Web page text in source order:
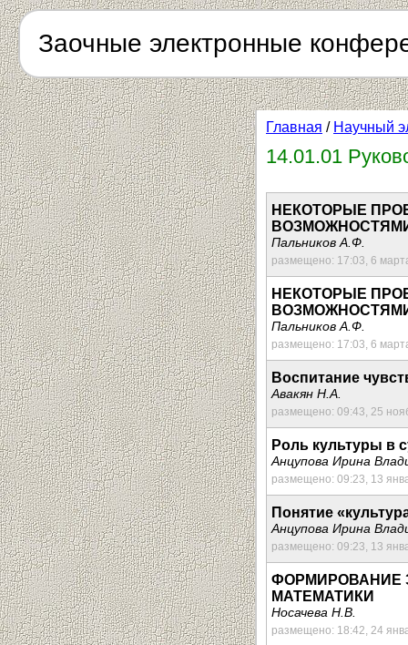
Заочные электронные
Главная / Научный
14.01.01
НЕКОТОРЫЕ
Пальников А.Ф.
размещено: 17:03, 6
НЕКОТОРЫЕ
Пальников А.Ф.
размещено: 17:03, 6
Воспитание
Авакян Н.А.
размещено: 09:43, 25
Роль культуры в
Анцупова Ирина
размещено: 09:23, 13
Понятие
Анцупова Ирина
размещено: 09:23, 13
ФОРМИРОВАНИЕ
МАТЕМАТИКИ
Носачева Н.В.
размещено: 18:42, 24